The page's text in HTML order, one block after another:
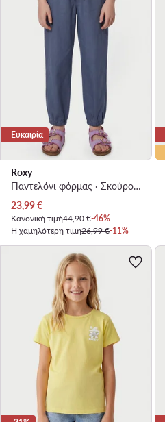
Ευκαιρία
Roxy
Παντελόνι φόρμας · Σκούρο μπλε
Τρέχουσα τιμή
23,99€
Κανονική τιμή44,90 €-46%
Η χαμηλότερη τιμή26,99 €-11%